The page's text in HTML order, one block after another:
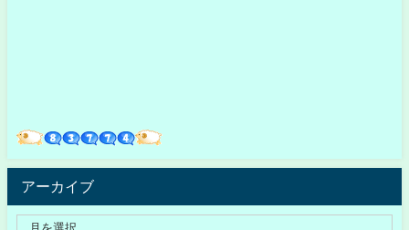
アーカイブ